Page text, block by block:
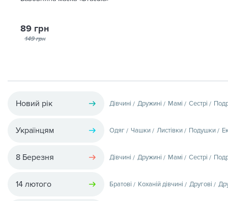
89 грн
149 грн
Новий рік Дівчині Дружині Мамі Сестрі
Українцям Одяг Чашки Листівки Подушки
8 Березня Дівчині Дружині Мамі Сестрі
14 лютого Братові Коханій дівчині Другові